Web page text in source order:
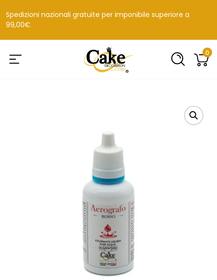
Spedizioni nazionali gratuite per imponibile superiore a
99,00€
0